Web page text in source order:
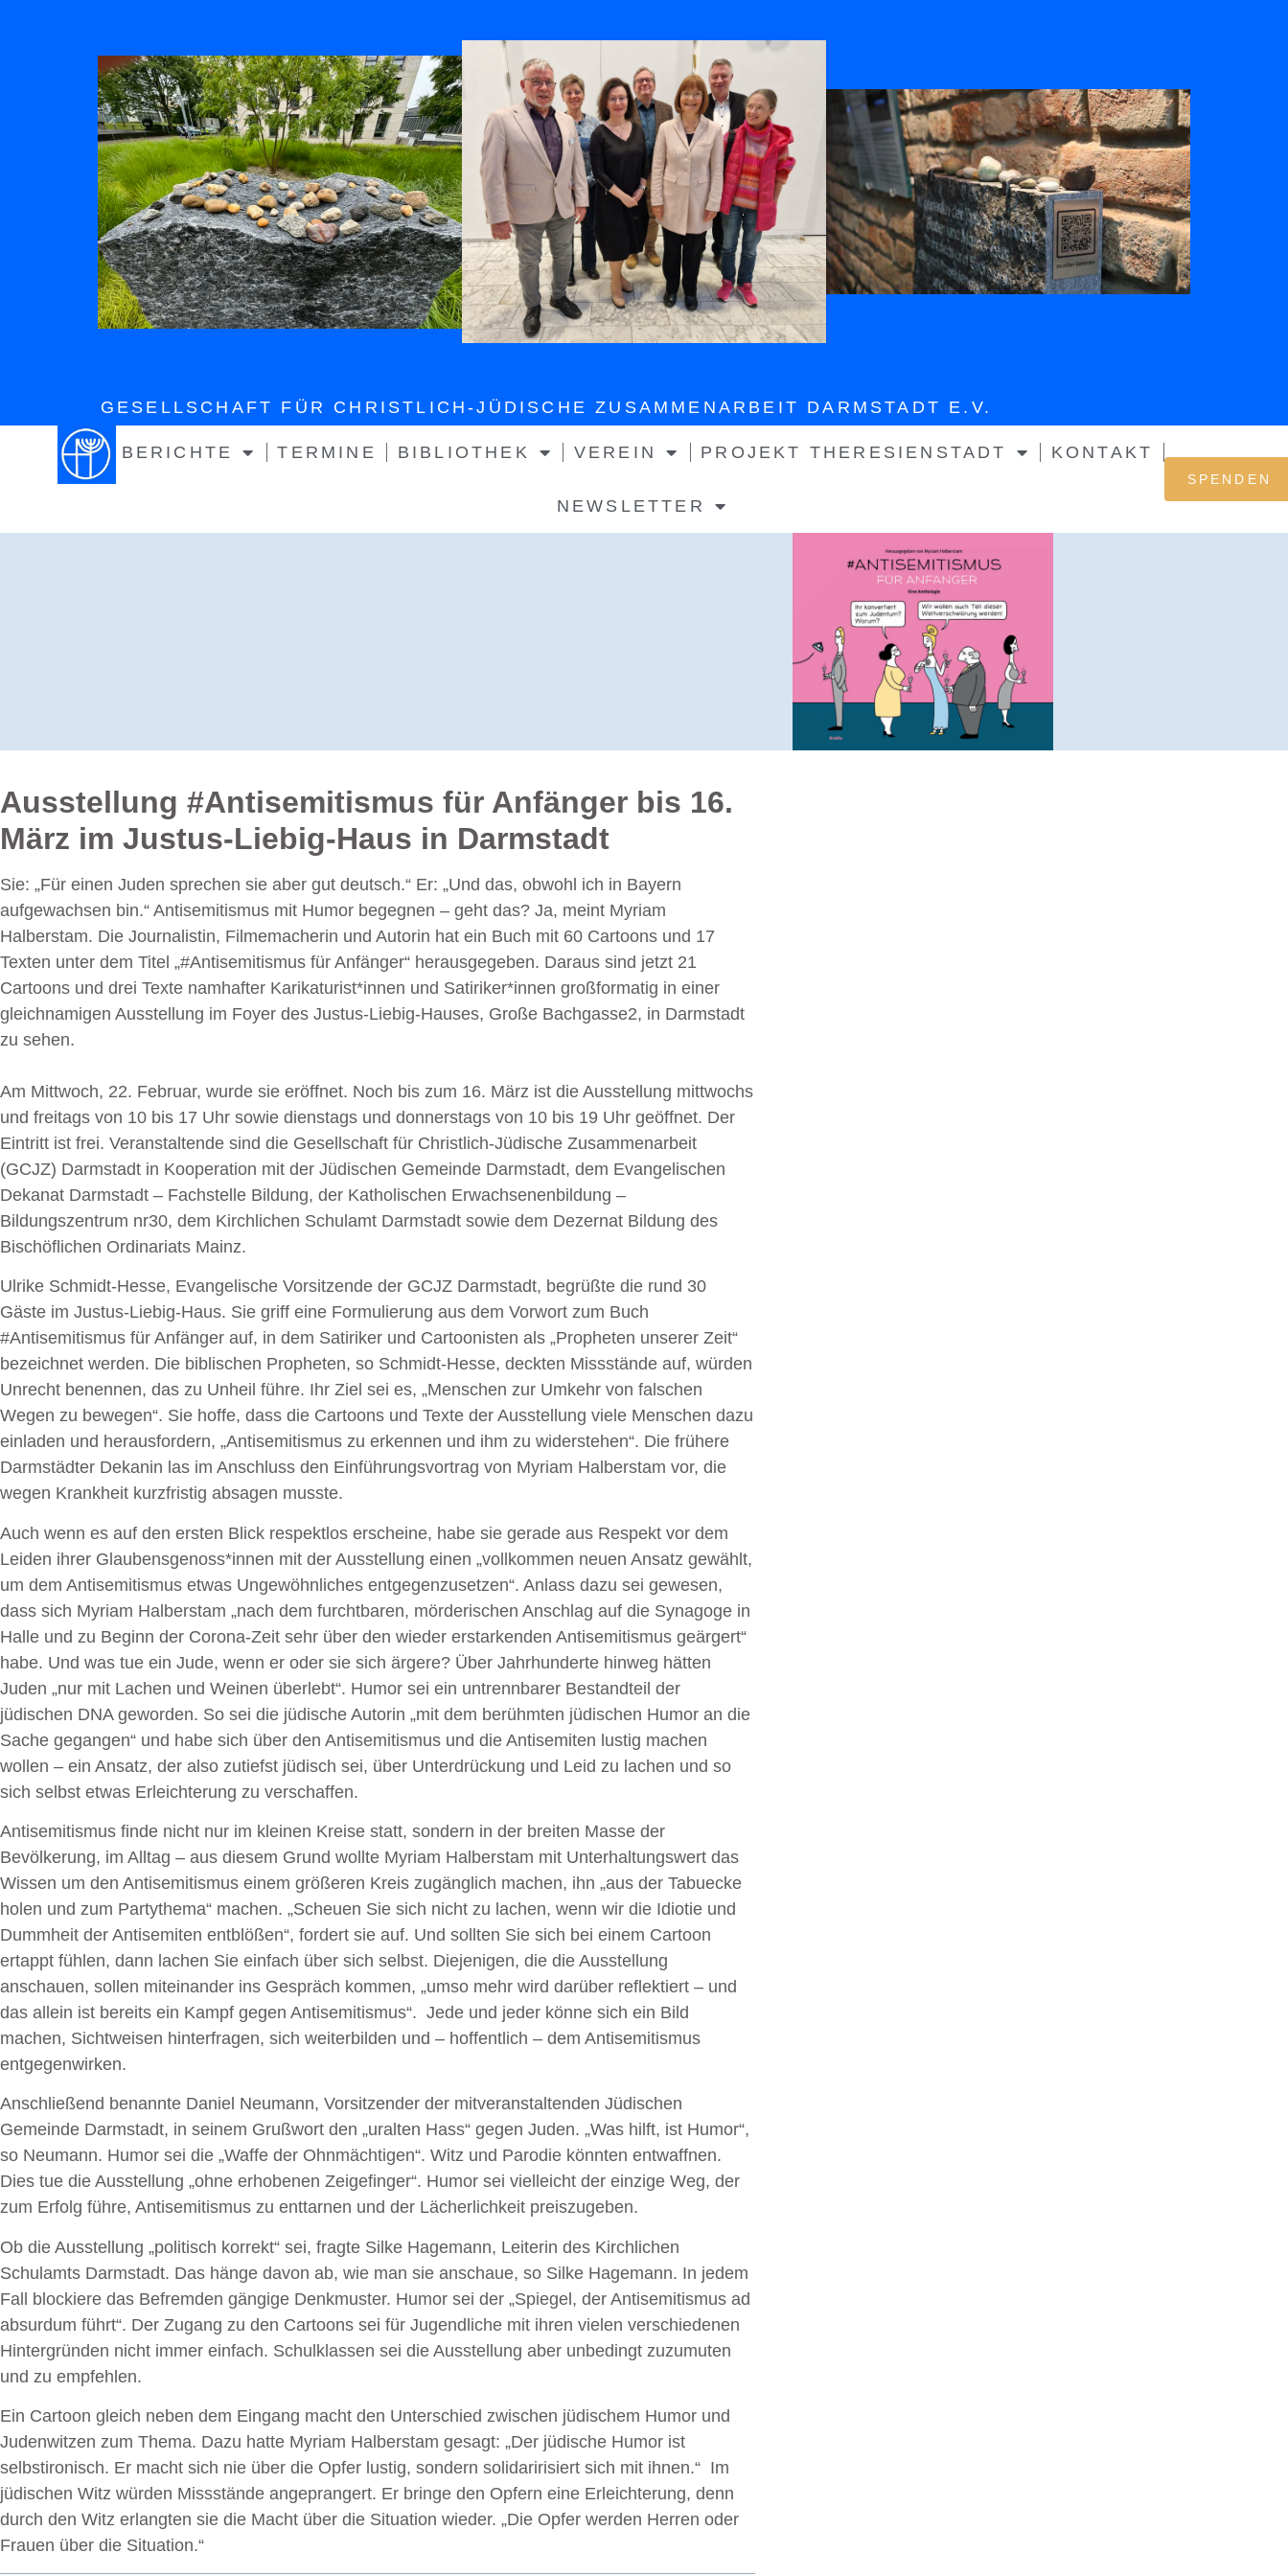
GESELLSCHAFT FÜR CHRISTLICH-JÜDISCHE ZUSAMMENARBEIT DARMSTADT E.V.
BERICHTE TERMINE BIBLIOTHEK VEREIN PROJEKT THERESIENSTADT KONTAKT
NEWSLETTER
SPENDEN
Ausstellung #Antisemitismus für Anfänger bis 16.
März im Justus-Liebig-Haus in Darmstadt
Sie: „Für einen Juden sprechen sie aber gut deutsch.“ Er: „Und das, obwohl ich in Bayern
aufgewachsen bin.“ Antisemitismus mit Humor begegnen – geht das? Ja, meint Myriam
Halberstam. Die Journalistin, Filmemacherin und Autorin hat ein Buch mit 60 Cartoons und 17
Texten unter dem Titel „#Antisemitismus für Anfänger“ herausgegeben. Daraus sind jetzt 21
Cartoons und drei Texte namhafter Karikaturist*innen und Satiriker*innen großformatig in einer
gleichnamigen Ausstellung im Foyer des Justus-Liebig-Hauses, Große Bachgasse2, in Darmstadt
zu sehen.
Am Mittwoch, 22. Februar, wurde sie eröffnet. Noch bis zum 16. März ist die Ausstellung mittwochs
und freitags von 10 bis 17 Uhr sowie dienstags und donnerstags von 10 bis 19 Uhr geöffnet. Der
Eintritt ist frei. Veranstaltende sind die Gesellschaft für Christlich-Jüdische Zusammenarbeit
(GCJZ) Darmstadt in Kooperation mit der Jüdischen Gemeinde Darmstadt, dem Evangelischen
Dekanat Darmstadt – Fachstelle Bildung, der Katholischen Erwachsenenbildung –
Bildungszentrum nr30, dem Kirchlichen Schulamt Darmstadt sowie dem Dezernat Bildung des
Bischöflichen Ordinariats Mainz.
Ulrike Schmidt-Hesse, Evangelische Vorsitzende der GCJZ Darmstadt, begrüßte die rund 30
Gäste im Justus-Liebig-Haus. Sie griff eine Formulierung aus dem Vorwort zum Buch
#Antisemitismus für Anfänger auf, in dem Satiriker und Cartoonisten als „Propheten unserer Zeit“
bezeichnet werden. Die biblischen Propheten, so Schmidt-Hesse, deckten Missstände auf, würden
Unrecht benennen, das zu Unheil führe. Ihr Ziel sei es, „Menschen zur Umkehr von falschen
Wegen zu bewegen“. Sie hoffe, dass die Cartoons und Texte der Ausstellung viele Menschen dazu
einladen und herausfordern, „Antisemitismus zu erkennen und ihm zu widerstehen“. Die frühere
Darmstädter Dekanin las im Anschluss den Einführungsvortrag von Myriam Halberstam vor, die
wegen Krankheit kurzfristig absagen musste.
Auch wenn es auf den ersten Blick respektlos erscheine, habe sie gerade aus Respekt vor dem
Leiden ihrer Glaubensgenoss*innen mit der Ausstellung einen „vollkommen neuen Ansatz gewählt,
um dem Antisemitismus etwas Ungewöhnliches entgegenzusetzen“. Anlass dazu sei gewesen,
dass sich Myriam Halberstam „nach dem furchtbaren, mörderischen Anschlag auf die Synagoge in
Halle und zu Beginn der Corona-Zeit sehr über den wieder erstarkenden Antisemitismus geärgert“
habe. Und was tue ein Jude, wenn er oder sie sich ärgere? Über Jahrhunderte hinweg hätten
Juden „nur mit Lachen und Weinen überlebt“. Humor sei ein untrennbarer Bestandteil der
jüdischen DNA geworden. So sei die jüdische Autorin „mit dem berühmten jüdischen Humor an die
Sache gegangen“ und habe sich über den Antisemitismus und die Antisemiten lustig machen
wollen – ein Ansatz, der also zutiefst jüdisch sei, über Unterdrückung und Leid zu lachen und so
sich selbst etwas Erleichterung zu verschaffen.
Antisemitismus finde nicht nur im kleinen Kreise statt, sondern in der breiten Masse der
Bevölkerung, im Alltag – aus diesem Grund wollte Myriam Halberstam mit Unterhaltungswert das
Wissen um den Antisemitismus einem größeren Kreis zugänglich machen, ihn „aus der Tabuecke
holen und zum Partythema“ machen. „Scheuen Sie sich nicht zu lachen, wenn wir die Idiotie und
Dummheit der Antisemiten entblößen“, fordert sie auf. Und sollten Sie sich bei einem Cartoon
ertappt fühlen, dann lachen Sie einfach über sich selbst. Diejenigen, die die Ausstellung
anschauen, sollen miteinander ins Gespräch kommen, „umso mehr wird darüber reflektiert – und
das allein ist bereits ein Kampf gegen Antisemitismus“. Jede und jeder könne sich ein Bild
machen, Sichtweisen hinterfragen, sich weiterbilden und – hoffentlich – dem Antisemitismus
entgegenwirken.
Anschließend benannte Daniel Neumann, Vorsitzender der mitveranstaltenden Jüdischen
Gemeinde Darmstadt, in seinem Grußwort den „uralten Hass“ gegen Juden. „Was hilft, ist Humor“,
so Neumann. Humor sei die „Waffe der Ohnmächtigen“. Witz und Parodie könnten entwaffnen.
Dies tue die Ausstellung „ohne erhobenen Zeigefinger“. Humor sei vielleicht der einzige Weg, der
zum Erfolg führe, Antisemitismus zu enttarnen und der Lächerlichkeit preiszugeben.
Ob die Ausstellung „politisch korrekt“ sei, fragte Silke Hagemann, Leiterin des Kirchlichen
Schulamts Darmstadt. Das hänge davon ab, wie man sie anschaue, so Silke Hagemann. In jedem
Fall blockiere das Befremden gängige Denkmuster. Humor sei der „Spiegel, der Antisemitismus ad
absurdum führt“. Der Zugang zu den Cartoons sei für Jugendliche mit ihren vielen verschiedenen
Hintergründen nicht immer einfach. Schulklassen sei die Ausstellung aber unbedingt zuzumuten
und zu empfehlen.
Ein Cartoon gleich neben dem Eingang macht den Unterschied zwischen jüdischem Humor und
Judenwitzen zum Thema. Dazu hatte Myriam Halberstam gesagt: „Der jüdische Humor ist
selbstironisch. Er macht sich nie über die Opfer lustig, sondern solidaririsiert sich mit ihnen.“ Im
jüdischen Witz würden Missstände angeprangert. Er bringe den Opfern eine Erleichterung, denn
durch den Witz erlangten sie die Macht über die Situation wieder. „Die Opfer werden Herren oder
Frauen über die Situation.“